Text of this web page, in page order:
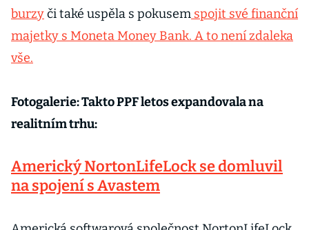
burzyči také uspěla s pokusem spojit své finanční
majetky s Moneta Money Bank. A to není zdaleka
vše.
Fotogalerie: Takto PPF letos expandovala na
realitním trhu:
Americký NortonLifeLock se domluvil
na spojení s Avastem